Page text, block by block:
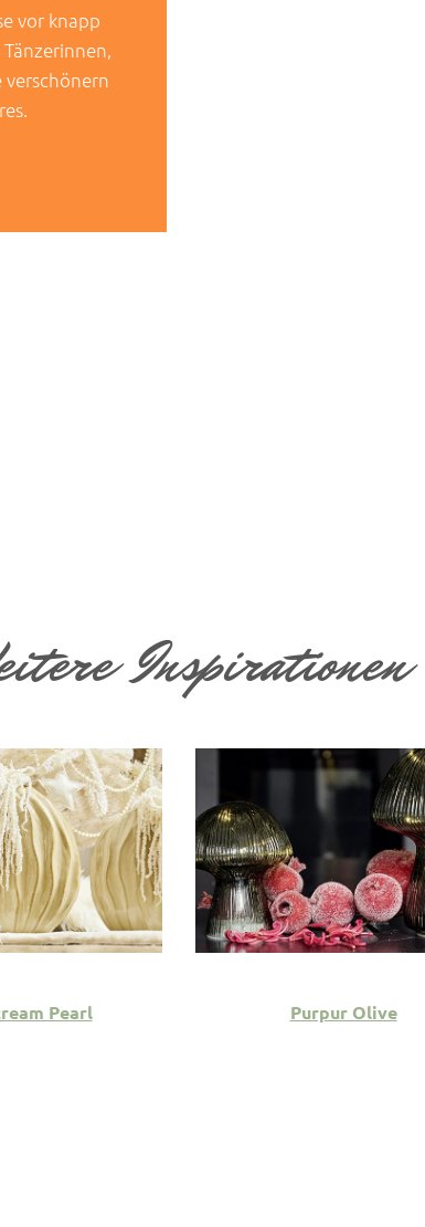
vor knapp
verschönern
Inspirationen
Pearl Purpur Olive